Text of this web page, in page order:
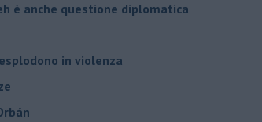
è anche questione diplomatica
in violenza